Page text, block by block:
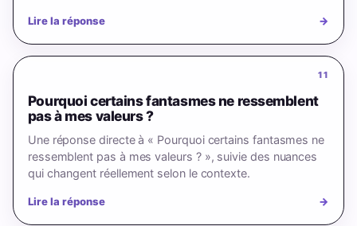
Lire la réponse →
11
Pourquoi certains fantasmes ne ressemblent
pas à mes valeurs ?
Une réponse directe à « Pourquoi certains fantasmes ne
ressemblent pas à mes valeurs ? », suivie des nuances
qui changent réellement selon le contexte.
Lire la réponse →